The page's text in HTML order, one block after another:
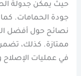
حيث يمكن جدولة
جودة الحمامات.
نصائح حول أفضل
ممتازة. كذلك،
في عمليات الإصلاح